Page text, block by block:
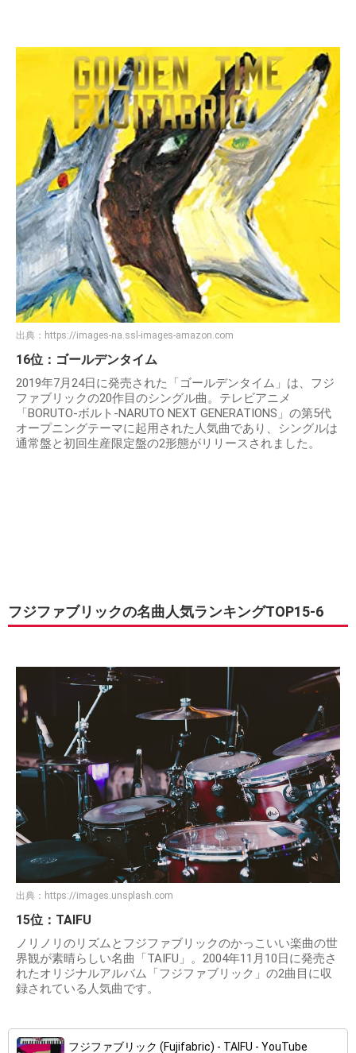
出典： https://images-na.ssl-images-amazon.com
16位：ゴールデンタイム
2019年7月24日に発売された「ゴールデンタイム」は、フジ
ファブリックの20作目のシングル曲。テレビアニメ
「BORUTO-ボルト-NARUTO NEXT GENERATIONS」の第5代
オープニングテーマに起用された人気曲であり、シングルは
通常盤と初回生産限定盤の2形態がリリースされました。
フジファブリックの名曲人気ランキングTOP15-6
出典： https://images.unsplash.com
15位：TAIFU
ノリノリのリズムとフジファブリックのかっこいい楽曲の世
界観が素晴らしい名曲「TAIFU」。2004年11月10日に発売さ
れたオリジナルアルバム「フジファブリック」の2曲目に収
録されている人気曲です。
フジファブリック (Fujifabric) - TAIFU - YouTube